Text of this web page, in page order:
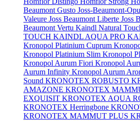
Beaumont Gusto Joss-Beaumont-
Valeure Joss Beaumont Liberte Joss
Beaumont Vertu Kaindl Natural
TOUCH KAINDL AQUA PRO
Kronopol Platinium Cuprum
Kronopol Platinium Slim Kronopol
Kronopol Aurum Fiori Kronopol
Aurum Infinity Kronopol Aurum
Sound KRONOTEX ROBUSTO
AMAZONE KRONOTEX
EXQUISIT KRONOTEX AQUA
KRONOTEX Herringbone
KRONOTEX MAMMUT PLUS